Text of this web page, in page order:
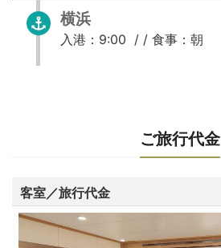
横浜
入港：9:00 / / 食事：朝
ご旅行代金
客室／旅行代金